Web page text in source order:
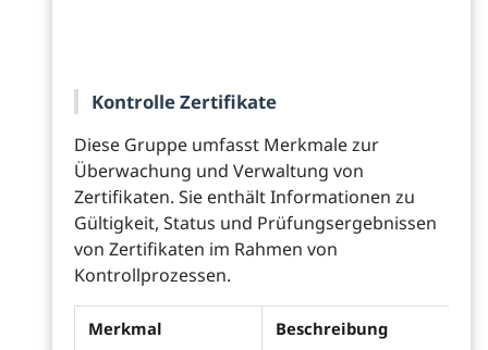
Kontrolle Zertifikate
Diese Gruppe umfasst Merkmale zur
Überwachung und Verwaltung von
Zertifikaten. Sie enthält Informationen zu
Gültigkeit, Status und Prüfungsergebnissen
von Zertifikaten im Rahmen von
Kontrollprozessen.
Merkmal Beschreibung